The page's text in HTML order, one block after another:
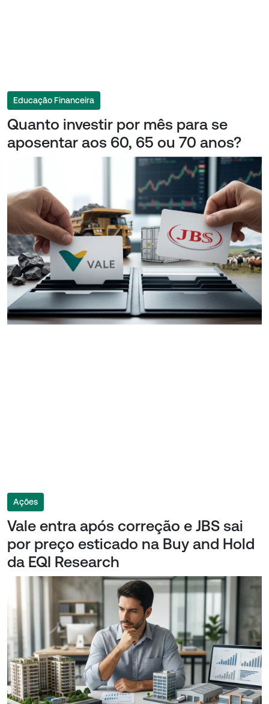
Educação Financeira
Quanto investir por mês para se
aposentar aos 60, 65 ou 70 anos?
Ações
Vale entra após correção e JBS sai
por preço esticado na Buy and Hold
da EQI Research